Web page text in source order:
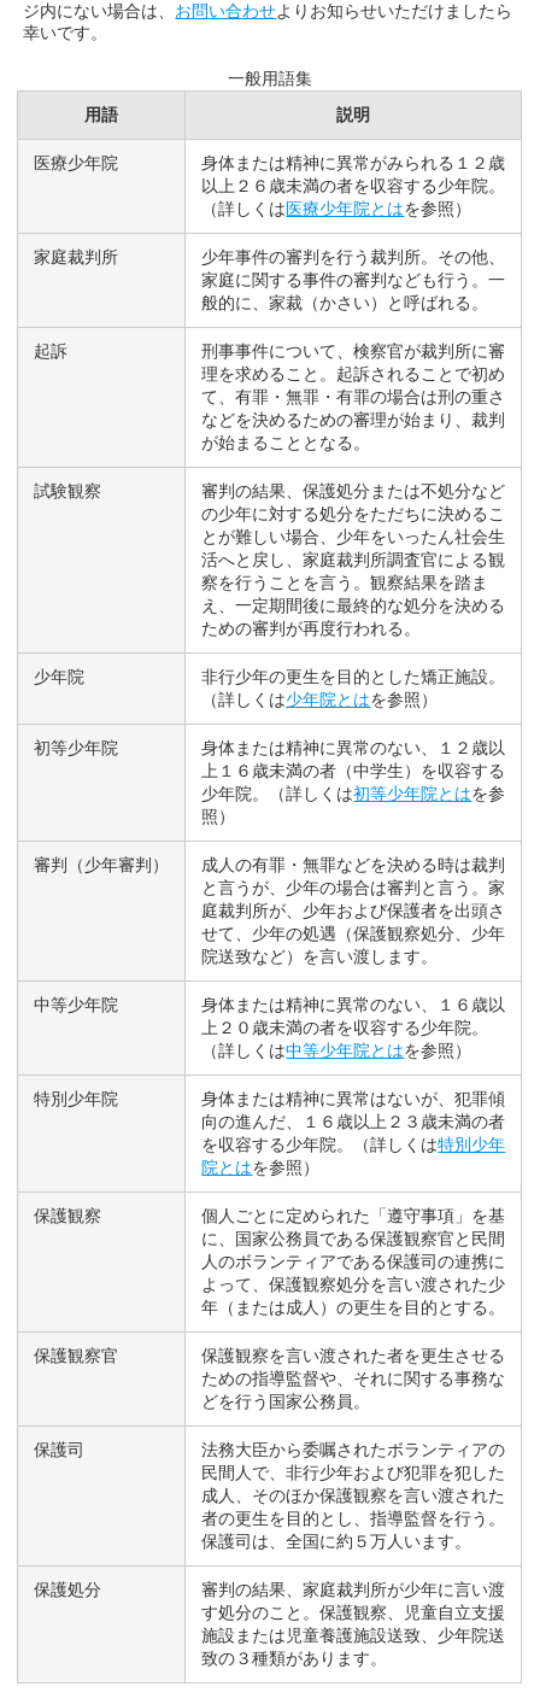
ジ内にない場合は、 お問い合わせよりお知らせいただけましたら
幸いです。
一般用語集
用語
説明
医療少年院
身体または精神に異常がみられる１２歳
以上２６歳未満の者を収容する少年院。
（詳しくは医療少年院とはを参照）
家庭裁判所
少年事件の審判を行う裁判所。その他、
家庭に関する事件の審判なども行う。一
般的に、家裁（かさい）と呼ばれる。
起訴
刑事事件について、検察官が裁判所に審
理を求めること。起訴されることで初め
て、有罪・無罪・有罪の場合は刑の重さ
などを決めるための審理が始まり、裁判
が始まることとなる。
試験観察
審判の結果、保護処分または不処分など
の少年に対する処分をただちに決めるこ
とが難しい場合、少年をいったん社会生
活へと戻し、家庭裁判所調査官による観
察を行うことを言う。観察結果を踏ま
え、一定期間後に最終的な処分を決める
ための審判が再度行われる。
少年院
非行少年の更生を目的とした矯正施設。
（詳しくは少年院とはを参照）
初等少年院
身体または精神に異常のない、１２歳以
上１６歳未満の者（中学生）を収容する
少年院。（詳しくは初等少年院とはを参
照）
審判（少年審判）
成人の有罪・無罪などを決める時は裁判
と言うが、少年の場合は審判と言う。家
庭裁判所が、少年および保護者を出頭さ
せて、少年の処遇（保護観察処分、少年
院送致など）を言い渡します。
中等少年院
身体または精神に異常のない、１６歳以
上２０歳未満の者を収容する少年院。
（詳しくは中等少年院とはを参照）
特別少年院
身体または精神に異常はないが、犯罪傾
向の進んだ、１６歳以上２３歳未満の者
を収容する少年院。（詳しくは特別少年
院とはを参照）
保護観察
個人ごとに定められた「遵守事項」を基
に、国家公務員である保護観察官と民間
人のボランティアである保護司の連携に
よって、保護観察処分を言い渡された少
年（または成人）の更生を目的とする。
保護観察官
保護観察を言い渡された者を更生させる
ための指導監督や、それに関する事務な
どを行う国家公務員。
保護司
法務大臣から委嘱されたボランティアの
民間人で、非行少年および犯罪を犯した
成人、そのほか保護観察を言い渡された
者の更生を目的とし、指導監督を行う。
保護司は、全国に約５万人います。
保護処分
審判の結果、家庭裁判所が少年に言い渡
す処分のこと。保護観察、児童自立支援
施設または児童養護施設送致、少年院送
致の３種類があります。